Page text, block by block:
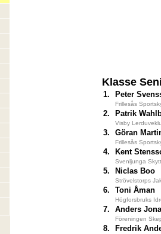
Klasse
1. Peter
Frillesås
2. Patrik
Visby
3. Göran
Frillesås
4. Kent
Svenljunga
5. Niclas Boo
Strövelstorps
6. Toni Åman
Högforsbruks
7. Anders
Föreningen
8. Fredrik